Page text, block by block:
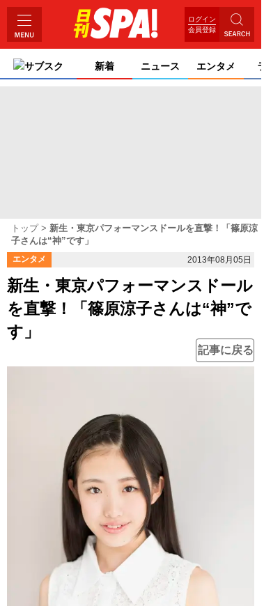
ログイン
会員登録
サブスク 新着 ニュース エンタメ
トップ
新生・東京パフォーマンスドールを直撃！「篠原涼
子さんは“神”です」
エンタメ 2013年08月05日
新生・東京パフォーマンスドール
を直撃！「篠原涼子さんは“神”で
す」
記事に戻る